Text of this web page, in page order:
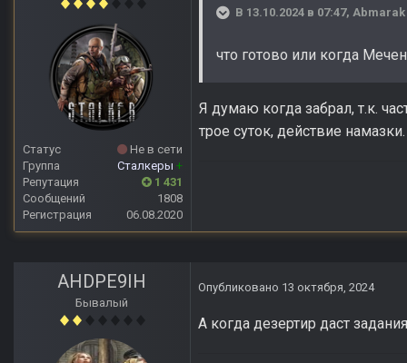
Статус
Не в сети
Группа
Сталкеры +
Репутация
1 431
Сообщений
1808
Регистрация
06.08.2020
В 13.10.2024 в 07:47, Abmarak
что готово или когда
Я думаю когда забрал, т.к.
трое суток, действие намазки.
AHDPE9IH
Бывалый
Опубликовано 13 октября, 2024
А когда дезертир даст